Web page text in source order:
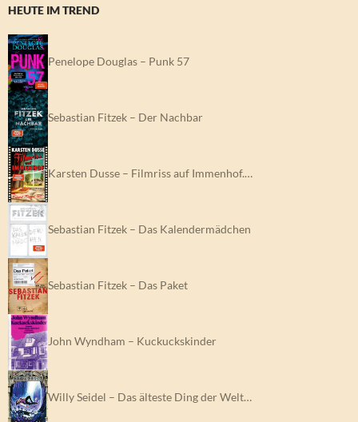
HEUTE IM TREND
Penelope Douglas – Punk 57
Sebastian Fitzek – Der Nachbar
Karsten Dusse – Filmriss auf Immenhof.…
Sebastian Fitzek – Das Kalendermädchen
Sebastian Fitzek – Das Paket
John Wyndham – Kuckuckskinder
Willy Seidel – Das älteste Ding der Welt…